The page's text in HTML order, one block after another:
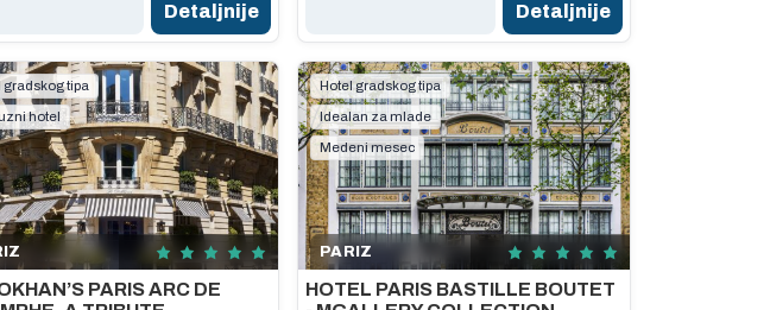
Detaljnije Detaljnije
gradskog tipa
hotel
PARIS ARC DE
Hotel gradskog tipa
Idealan za mlade
Medeni mesec
PARIZ
HOTEL PARIS BASTILLE BOUTET